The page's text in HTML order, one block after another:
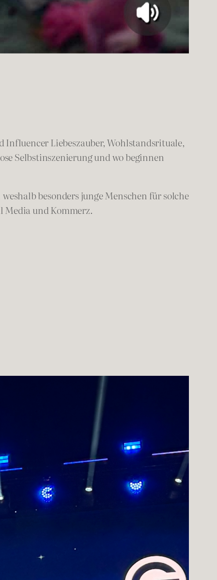
Liebeszauber, Wohlstandsrituale,
Selbstinszenierung und wo beginnen
besonders junge Menschen für solche
Media und Kommerz.